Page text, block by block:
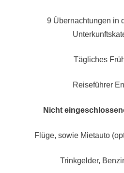
9 Übernachtungen in
Tägliches
Reiseführer
Nicht
Flüge, sowie Mietauto
Trinkgelder,